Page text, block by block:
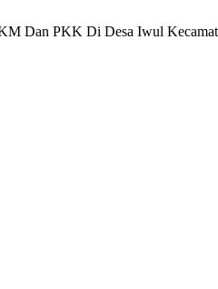
Dan PKK Di Desa Iwul